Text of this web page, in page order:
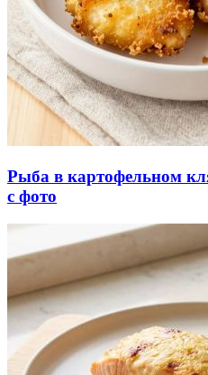
Рыба в картофельном
с фото